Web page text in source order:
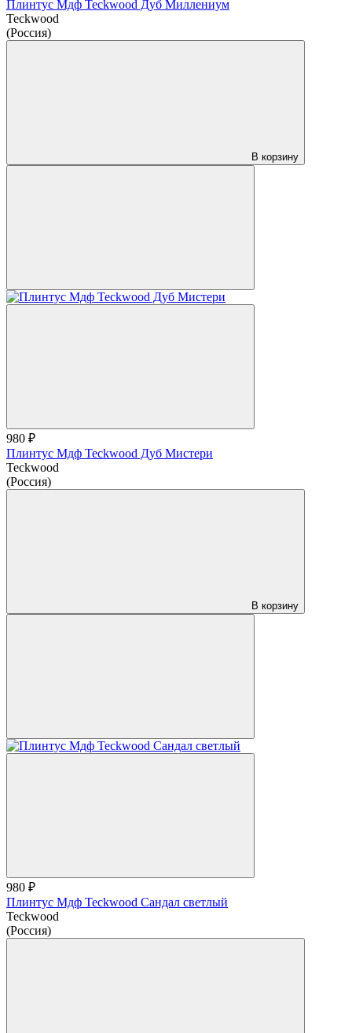
Плинтус Мдф Teckwood Дуб Миллениум
Teckwood
(Россия)
В корзину
980 ₽
Плинтус Мдф Teckwood Дуб Мистери
Teckwood
(Россия)
В корзину
980 ₽
Плинтус Мдф Teckwood Сандал светлый
Teckwood
(Россия)